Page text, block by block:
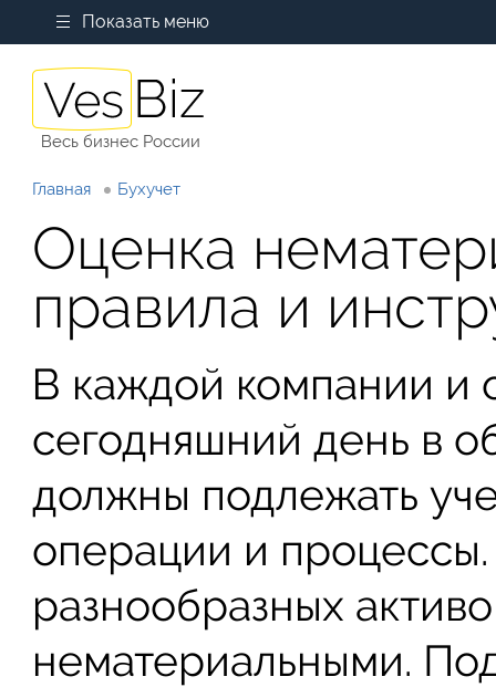
Показать меню
Весь бизнес России
Главная Бухучет
Оценка
правила и
В каждой компании и
сегодняшний день в
должны подлежать
операции и
разнообразных
нематериальными.